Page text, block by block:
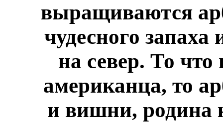
выращиваются
чудесного
на север. То
американца, то
и вишни, родина